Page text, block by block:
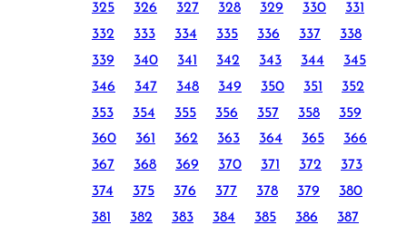
325
326 327 328 329 330
331
332
333 334 335 336 337
338
339
340 341 342 343 344
345
346
347 348 349 350 351
352
353
354 355 356 357 358
359
360
361 362 363 364 365
366
367
368 369 370 371 372
373
374
375 376 377 378 379
380
381
382 383 384 385 386
387